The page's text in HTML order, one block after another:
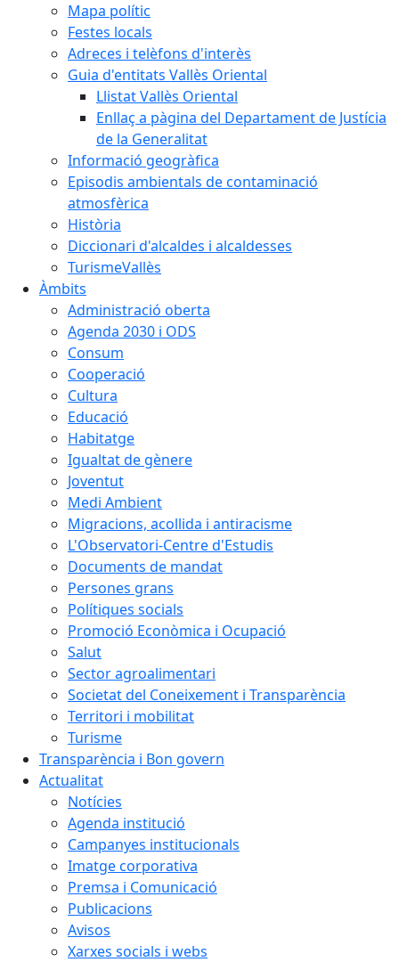
Mapa polític
Festes locals
Adreces i telèfons d'interès
Guia d'entitats Vallès Oriental
Llistat Vallès Oriental
Enllaç a pàgina del Departament de Justícia
de la Generalitat
Informació geogràfica
Episodis ambientals de contaminació
atmosfèrica
Història
Diccionari d'alcaldes i alcaldesses
TurismeVallès
Àmbits
Administració oberta
Agenda 2030 i ODS
Consum
Cooperació
Cultura
Educació
Habitatge
Igualtat de gènere
Joventut
Medi Ambient
Migracions, acollida i antiracisme
L'Observatori-Centre d'Estudis
Documents de mandat
Persones grans
Polítiques socials
Promoció Econòmica i Ocupació
Salut
Sector agroalimentari
Societat del Coneixement i Transparència
Territori i mobilitat
Turisme
Transparència i Bon govern
Actualitat
Notícies
Agenda institució
Campanyes institucionals
Imatge corporativa
Premsa i Comunicació
Publicacions
Avisos
Xarxes socials i webs